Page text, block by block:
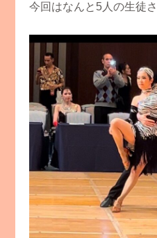
今回はなんと5人の生徒